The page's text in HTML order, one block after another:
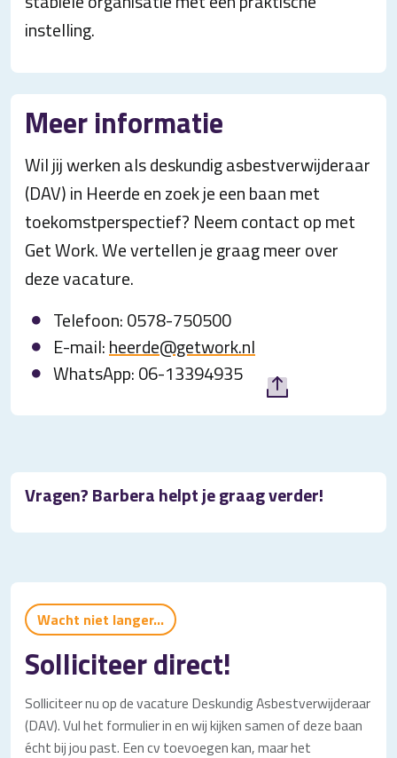
instelling.
Meer informatie
Wil jij werken als deskundig asbestverwijderaar
(DAV) in Heerde en zoek je een baan met
toekomstperspectief? Neem contact op met
Get Work. We vertellen je graag meer over
deze vacature.
Telefoon: 0578-750500
E-mail:heerde@getwork.nl
WhatsApp: 06-13394935
Vragen? Barbera helpt je graag verder!
Wacht niet langer...
Solliciteer direct!
Solliciteer nu op de vacature Deskundig Asbestverwijderaar
(DAV). Vul het formulier in en wij kijken samen of deze baan
écht bij jou past. Een cv toevoegen kan, maar het